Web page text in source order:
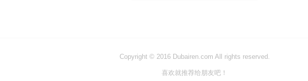
Copyright © 2016 Dubairen.com All rights reserved.
喜欢就推荐给朋友吧！